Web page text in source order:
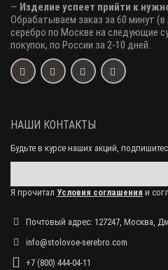
— Изделие успеет прийти к
Обрабатываем заказ за 60 минут
серебро по Москве на следующие
покупок, по России за 2-10 дней.
НАШИ КОНТАКТЫ
Будьте в курсе наших акций,
Я прочитал Условия соглашения и
Почтовый адрес: 127247, Москва,
info@stolovoe-serebro.com
+7 (800) 444-04-11